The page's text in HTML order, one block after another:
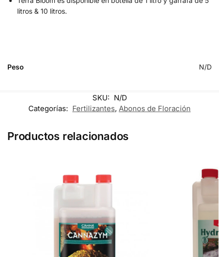
litros & 10 litros.
Peso N/D
SKU: N/D
Categorías: Fertilizantes, Abonos de Floración
Productos relacionados